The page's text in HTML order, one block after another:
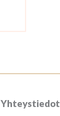
Yhteystiedot